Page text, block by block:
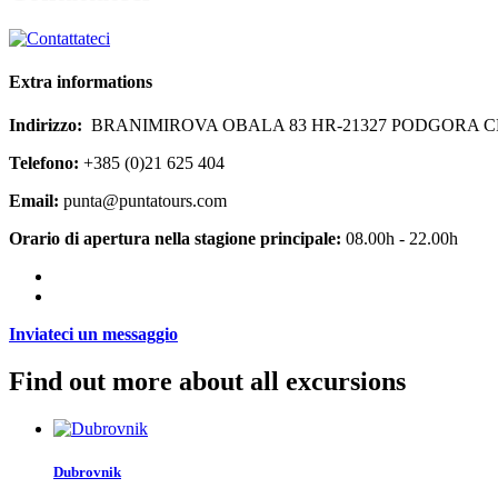
Extra informations
Indirizzo: BRANIMIROVA OBALA 83 HR-21327 PODGORA
Telefono: +385 (0)21 625 404
Email: punta@puntatours.com
Orario di apertura nella stagione principale: 08.00h - 22.00h
Inviateci un messaggio
Find out more about all excursions
Dubrovnik